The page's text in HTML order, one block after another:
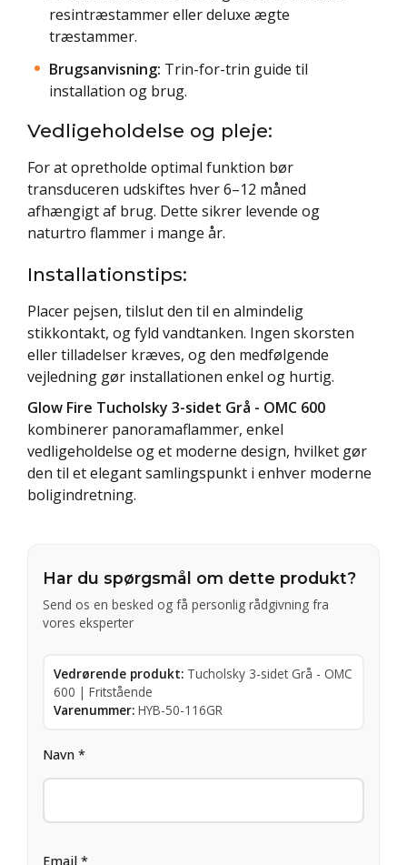
resintræstammer eller deluxe ægte
træstammer.
Brugsanvisning: Trin-for-trin guide til
installation og brug.
Vedligeholdelse og pleje:
For at opretholde optimal funktion bør
transduceren udskiftes hver 6–12 måned
afhængigt af brug. Dette sikrer levende og
naturtro flammer i mange år.
Installationstips:
Placer pejsen, tilslut den til en almindelig
stikkontakt, og fyld vandtanken. Ingen skorsten
eller tilladelser kræves, og den medfølgende
vejledning gør installationen enkel og hurtig.
Glow Fire Tucholsky 3-sidet Grå - OMC 600
kombinerer panoramaflammer, enkel
vedligeholdelse og et moderne design, hvilket gør
den til et elegant samlingspunkt i enhver moderne
boligindretning.
Har du spørgsmål om dette produkt?
Send os en besked og få personlig rådgivning fra
vores eksperter
Vedrørende produkt: Tucholsky 3-sidet Grå - OMC
600 | Fritstående
Varenummer: HYB-50-116GR
Navn *
Email *